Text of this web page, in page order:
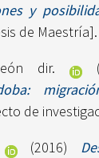
y
de Maestría].
dir.
de
(2016)